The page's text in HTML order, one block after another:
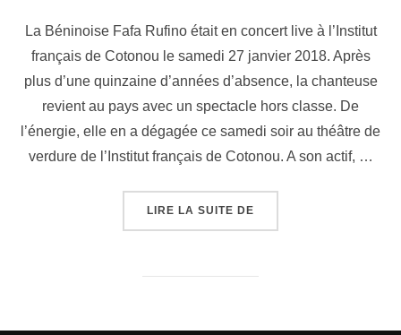
La Béninoise Fafa Rufino était en concert live à l’Institut
français de Cotonou le samedi 27 janvier 2018. Après
plus d’une quinzaine d’années d’absence, la chanteuse
revient au pays avec un spectacle hors classe. De
l’énergie, elle en a dégagée ce samedi soir au théâtre de
verdure de l’Institut français de Cotonou. A son actif, …
LIRE LA SUITE DE